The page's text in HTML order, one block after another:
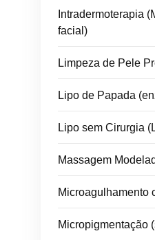
Intradermoterapia
facial)
Limpeza de Pele
Lipo de Papada
Lipo sem Cirurgia
Massagem
Microagulhamento
Micropigmentação